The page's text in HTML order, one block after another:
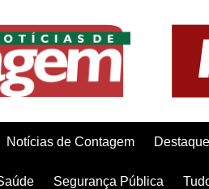
Notícias de Contagem Destaque
Segurança Pública